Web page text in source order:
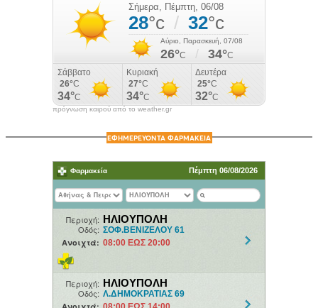
πρόγνωση καιρού από το weather.gr
ΕΦΗΜΕΡΕΥΟΝΤΑ ΦΑΡΜΑΚΕΙΑ